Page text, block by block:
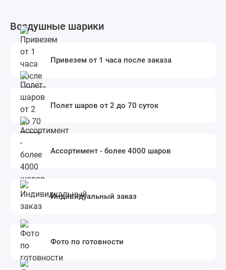
Воздушные шарики
Привезем от 1 часа после заказа
Полет шаров от 2 до 70 суток
Ассортимент - более 4000 шаров
Индивидуальный заказ
Фото по готовности